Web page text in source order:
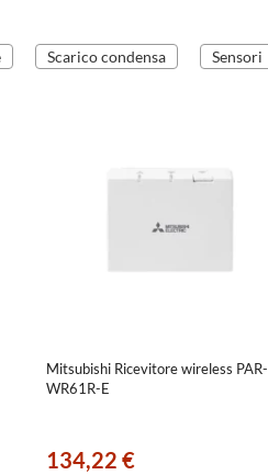
Scarico condensa Sensori
Mitsubishi Ricevitore wireless PAR-
WR61R-E
134,22 €